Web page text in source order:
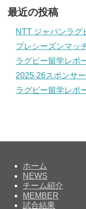
最近の投稿
NTT ジャパンラグ
プレシーズンマッ
ラグビー留学レポ
2025-26スポンサ
ラグビー留学レポ
ホーム
NEWS
チーム紹介
MEMBER
試合結果